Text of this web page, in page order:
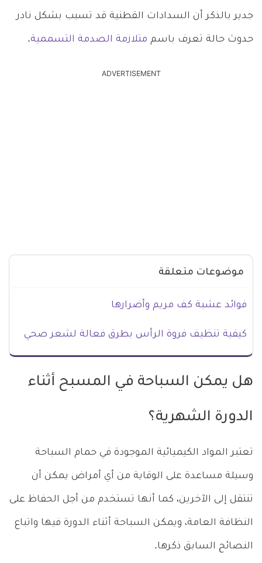
جدير بالذكر أن السدادات القطنية قد تسبب بشكل نادر
حدوث حالة تعرف باسم متلازمة الصدمة التسممية.
ADVERTISEMENT
موضوعات متعلقة
فوائد عشبة كف مريم وأضرارها
كيفية تنظيف فروة الرأس بطرق فعالة لشعر صحي
هل يمكن السباحة في المسبح أثناء
الدورة الشهرية؟
تعتبر المواد الكيميائية الموجودة في حمام السباحة
وسيلة مساعدة على الوقاية من أي أمراض يمكن أن
تنتقل إلى الآخرين، كما أنها تستخدم من أجل الحفاظ على
النظافة العامة، ويمكن السباحة أثناء الدورة فيها واتباع
النصائح السابق ذكرها.